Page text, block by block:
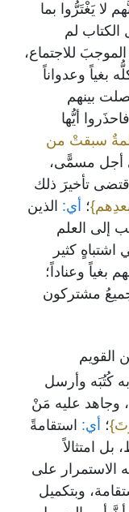
لا يَغْتَرُّوا بما
الكتاب لم
للاجتماع،
بغياً وعدواناً
بينهم
أيُّها
سبقتْ من
أجل مسمًّى،
تأخيرَ ذلك
؛ أي: الذين
إلى العلم
اشتباهٍ كثير
وعناداً؛
مشتركون
القويم
كُتُبَه وأرسل
وجاهد عليه مَنْ
؛ أي: استقامةً
بل امتثالاً
الاستمرار على
وبتكميل